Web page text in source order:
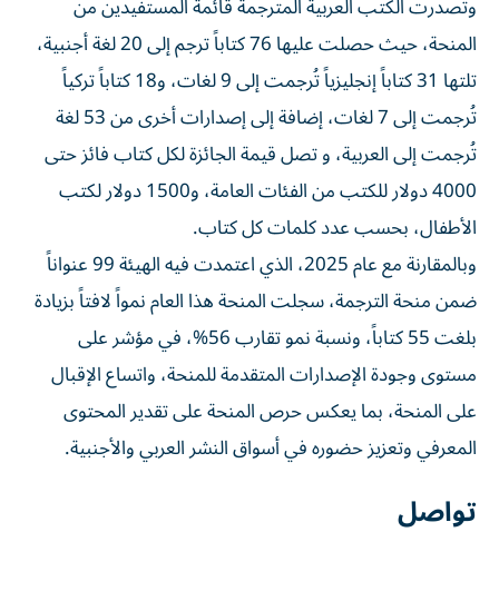
المنحة، حيث حصلت عليها 76 كتاباً ترجم إلى 20 لغة أجنبية،
تلتها 31 كتاباً إنجليزياً تُرجمت إلى 9 لغات، و18 كتاباً تركياً
تُرجمت إلى 7 لغات، إضافة إلى إصدارات أخرى من 53 لغة
تُرجمت إلى العربية، و تصل قيمة الجائزة لكل كتاب فائز حتى
4000 دولار للكتب من الفئات العامة، و1500 دولار لكتب
الأطفال، بحسب عدد كلمات كل كتاب.
وبالمقارنة مع عام 2025، الذي اعتمدت فيه الهيئة 99 عنواناً
ضمن منحة الترجمة، سجلت المنحة هذا العام نمواً لافتاً بزيادة
بلغت 55 كتاباً، ونسبة نمو تقارب 56%، في مؤشر على
مستوى وجودة الإصدارات المتقدمة للمنحة، واتساع الإقبال
على المنحة، بما يعكس حرص المنحة على تقدير المحتوى
المعرفي وتعزيز حضوره في أسواق النشر العربي والأجنبية.
تواصل